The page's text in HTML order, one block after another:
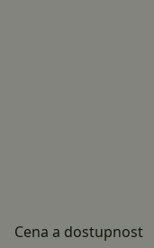
Cena a dostupnost